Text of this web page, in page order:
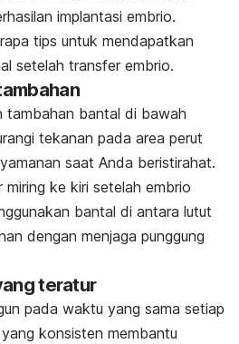
implantasi embrio.
tips untuk mendapatkan
setelah transfer embrio.
tambahan bantal di bawah
tekanan pada area perut
saat Anda beristirahat.
miring ke kiri setelah embrio
bantal di antara lutut
dengan menjaga punggung
teratur
pada waktu yang sama setiap
konsisten membantu